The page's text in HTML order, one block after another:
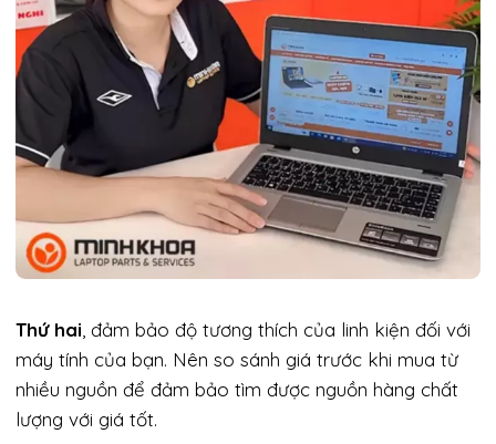
Thứ hai , đảm bảo độ tương thích của linh kiện đối với
máy tính của bạn. Nên so sánh giá trước khi mua từ
nhiều nguồn để đảm bảo tìm được nguồn hàng chất
lượng với giá tốt.